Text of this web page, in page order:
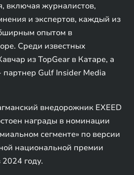
включая журналистов,
и экспертов, каждый из
опытом в
Среди известных
из TopGear в Катаре, а
Gulf Insider Media
внедорожник EXEED
награды в номинации
сегменте» по версии
национальной премии
2024 году.